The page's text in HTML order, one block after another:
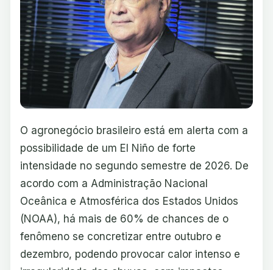
O agronegócio brasileiro está em alerta com a
possibilidade de um El Niño de forte
intensidade no segundo semestre de 2026. De
acordo com a Administração Nacional
Oceânica e Atmosférica dos Estados Unidos
(NOAA), há mais de 60% de chances de o
fenômeno se concretizar entre outubro e
dezembro, podendo provocar calor intenso e